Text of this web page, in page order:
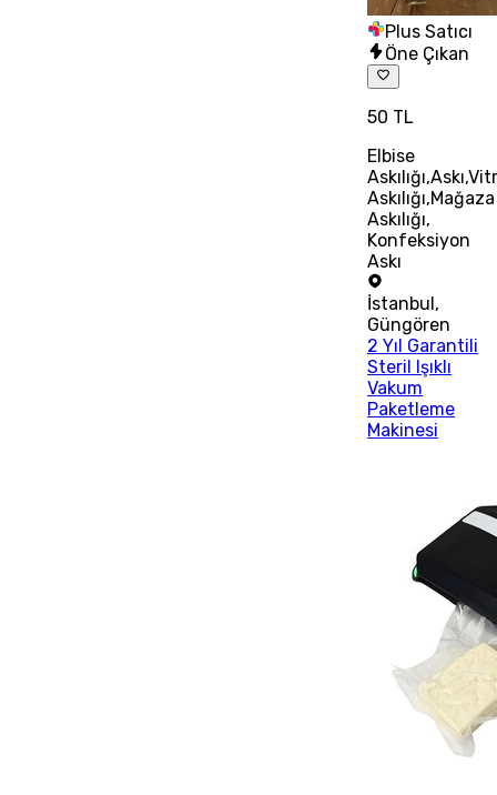
Plus Satıcı
Öne Çıkan
50 TL
Elbise
Askılığı,Mağaza
Askılığı,
Konfeksiyon
Askı
İstanbul ,
Güngören
2 Yıl Garantili
Steril Işıklı
Vakum
Paketleme
Makinesi